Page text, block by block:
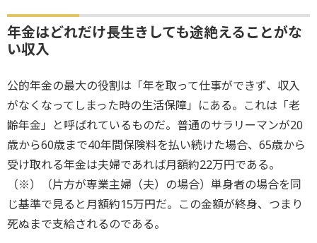
年金はどれだけ長生きしても途絶えることがな
い収入
公的年金の最大の役割は「年を取って仕事ができず、収入
がなくなってしまった時の生活保障」にある。これは「老
齢年金」と呼ばれているものだ。普通のサラリーマンが20
歳から60歳まで40年間保険料を払い続けた場合、65歳から
受け取れる年金は夫婦であれば月額約22万円である。
（※）（片方が専業主婦（夫）の場合）単身者の場合を同
じ基準で見ると月額約15万円だ。この金額が終身、つまり
死ぬまで支給されるのである。